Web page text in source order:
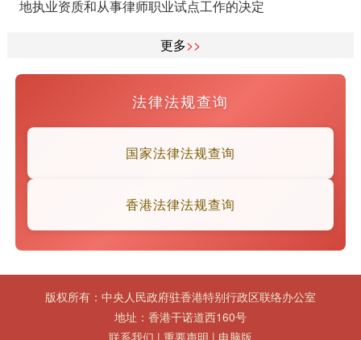
地执业资质和从事律师职业试点工作的决定
更多>>
法律法规查询
国家法律法规查询
香港法律法规查询
版权所有：中央人民政府驻香港特别行政区联络办公室
地址：香港干诺道西160号